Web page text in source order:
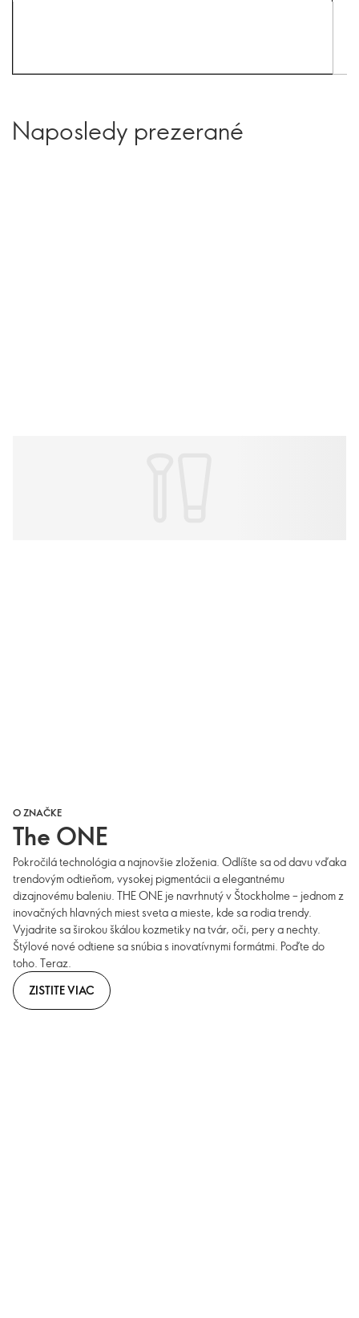
Naposledy prezerané
O ZNAČKE
The ONE
Pokročilá technológia a najnovšie zloženia. Odlíšte sa od davu vďaka
trendovým odtieňom, vysokej pigmentácii a elegantnému
dizajnovému baleniu. THE ONE je navrhnutý v Štockholme – jednom z
inovačných hlavných miest sveta a mieste, kde sa rodia trendy.
Vyjadrite sa širokou škálou kozmetiky na tvár, oči, pery a nechty.
Štýlové nové odtiene sa snúbia s inovatívnymi formátmi. Poďte do
toho. Teraz.
ZISTITE VIAC